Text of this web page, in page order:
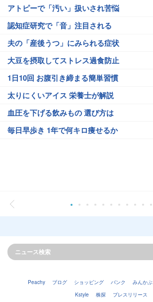
アトピーで「汚い」扱いされ苦悩
認知症研究で「音」注目される
夫の「産後うつ」にみられる症状
大豆を摂取してストレス過食防止
1日10回 お腹引き締まる簡単習慣
太りにくいアイス 栄養士が解説
血圧を下げる飲みもの 選び方は
毎日早歩き 1年で何キロ痩せるか
Peachy ブログ ショッピング バンク みんかぶ
Kstyle
株探 プレスリリース